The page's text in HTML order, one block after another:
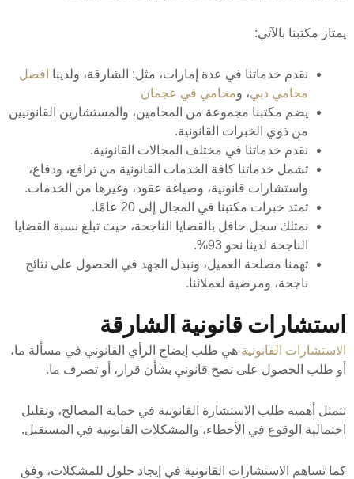
يمتاز مكتبنا بالآتي:
نقدم خدماتنا في عدة إمارات، مثل: الشارقة، ولدينا افضل
محامي دبي، ومحامي في عجمان
يضم مكتبنا مجموعة من المحامين، والمستشارين القانونيين
من ذوي الخبرات القانونية.
نقدم خدماتنا في مختلف المجالات القانونية.
تشمل خدماتنا كافة الخدمات القانونية من ترافع، ودفاع،
واستشارات قانونية، وصياغة عقود، وغيرها من الخدمات.
تمتد خبرات مكتبنا في المجال إلى 20 عامًا.
نمتلك سجل حافل بالقضايا الناجحة، حيث تبلغ نسبة القضايا
الناجحة لدينا نحو 93%.
تهمنا مصلحة العميل، ونبذل الجهد في الحصول على نتائج
ناجحة، ومرضية لعملائنا.
استشارات قانونية الشارقة
الاستشارات القانونية هي طلب إيضاح الرأي القانوني في مسألة ما،
أو طلب الحصول على نصح قانوني بشأن قرار، أو تصرف ما.
تتمثل أهمية طلب الاستشارة القانونية في حماية المصالح، وتقليل
احتمالية الوقوع في الأخطاء، والمشكلات القانونية في المستقبل.
كما تساهم الاستشارات القانونية في إيجاد حلول للمشكلات، وفق